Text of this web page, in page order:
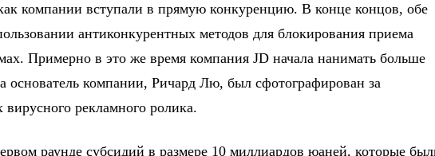
компании вступали в прямую конкуренцию. В конце концов, обе
антиконкурентных методов для блокирования приема
Примерно в это же время компания JD начала нанимать больше
основатель компании, Ричард Лю, был сфотографирован за
вирусного рекламного ролика.
раунде субсидий в размере 10 миллиардов юаней, которые